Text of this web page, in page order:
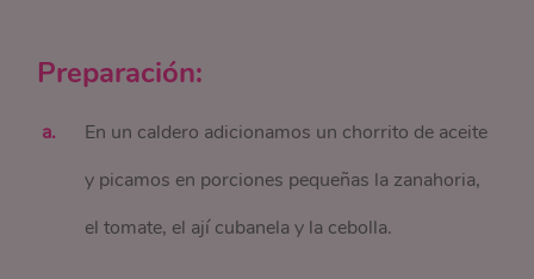
Preparación:
En un caldero adicionamos un chorrito de aceite
y picamos en porciones pequeñas la zanahoria,
el tomate, el ají cubanela y la cebolla.